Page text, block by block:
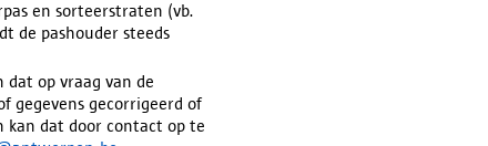
en sorteerstraten (vb.
de pashouder steeds
op vraag van de
gegevens gecorrigeerd of
kan dat door contact op te